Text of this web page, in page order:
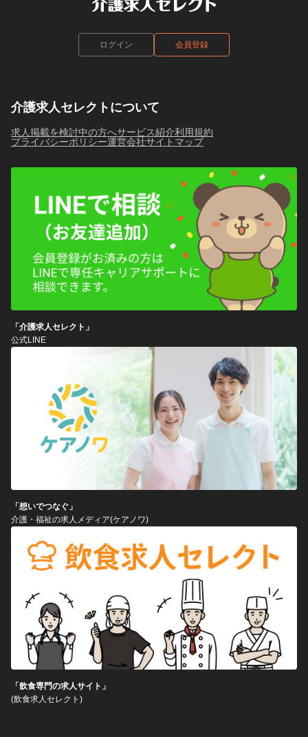
ログイン 会員登録
介護求人セレクトについて
求人掲載を検討中の方へサービス紹介利用規約
プライバシーポリシー運営会社サイトマップ
「介護求人セレクト」
公式LINE
「想いでつなぐ」
介護・福祉の求人メディア(ケアノワ)
「飲食専門の求人サイト」
(飲食求人セレクト)